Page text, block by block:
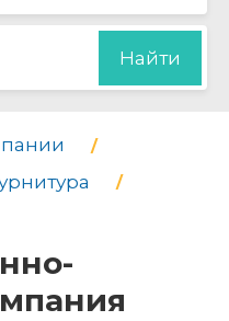
Найти